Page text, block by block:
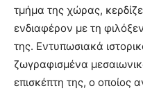
τμήμα της χώρας,
ενδιαφέρον με τη
της. Εντυπωσιακά
ζωγραφισμένα
επισκέπτη της, ο οποίος